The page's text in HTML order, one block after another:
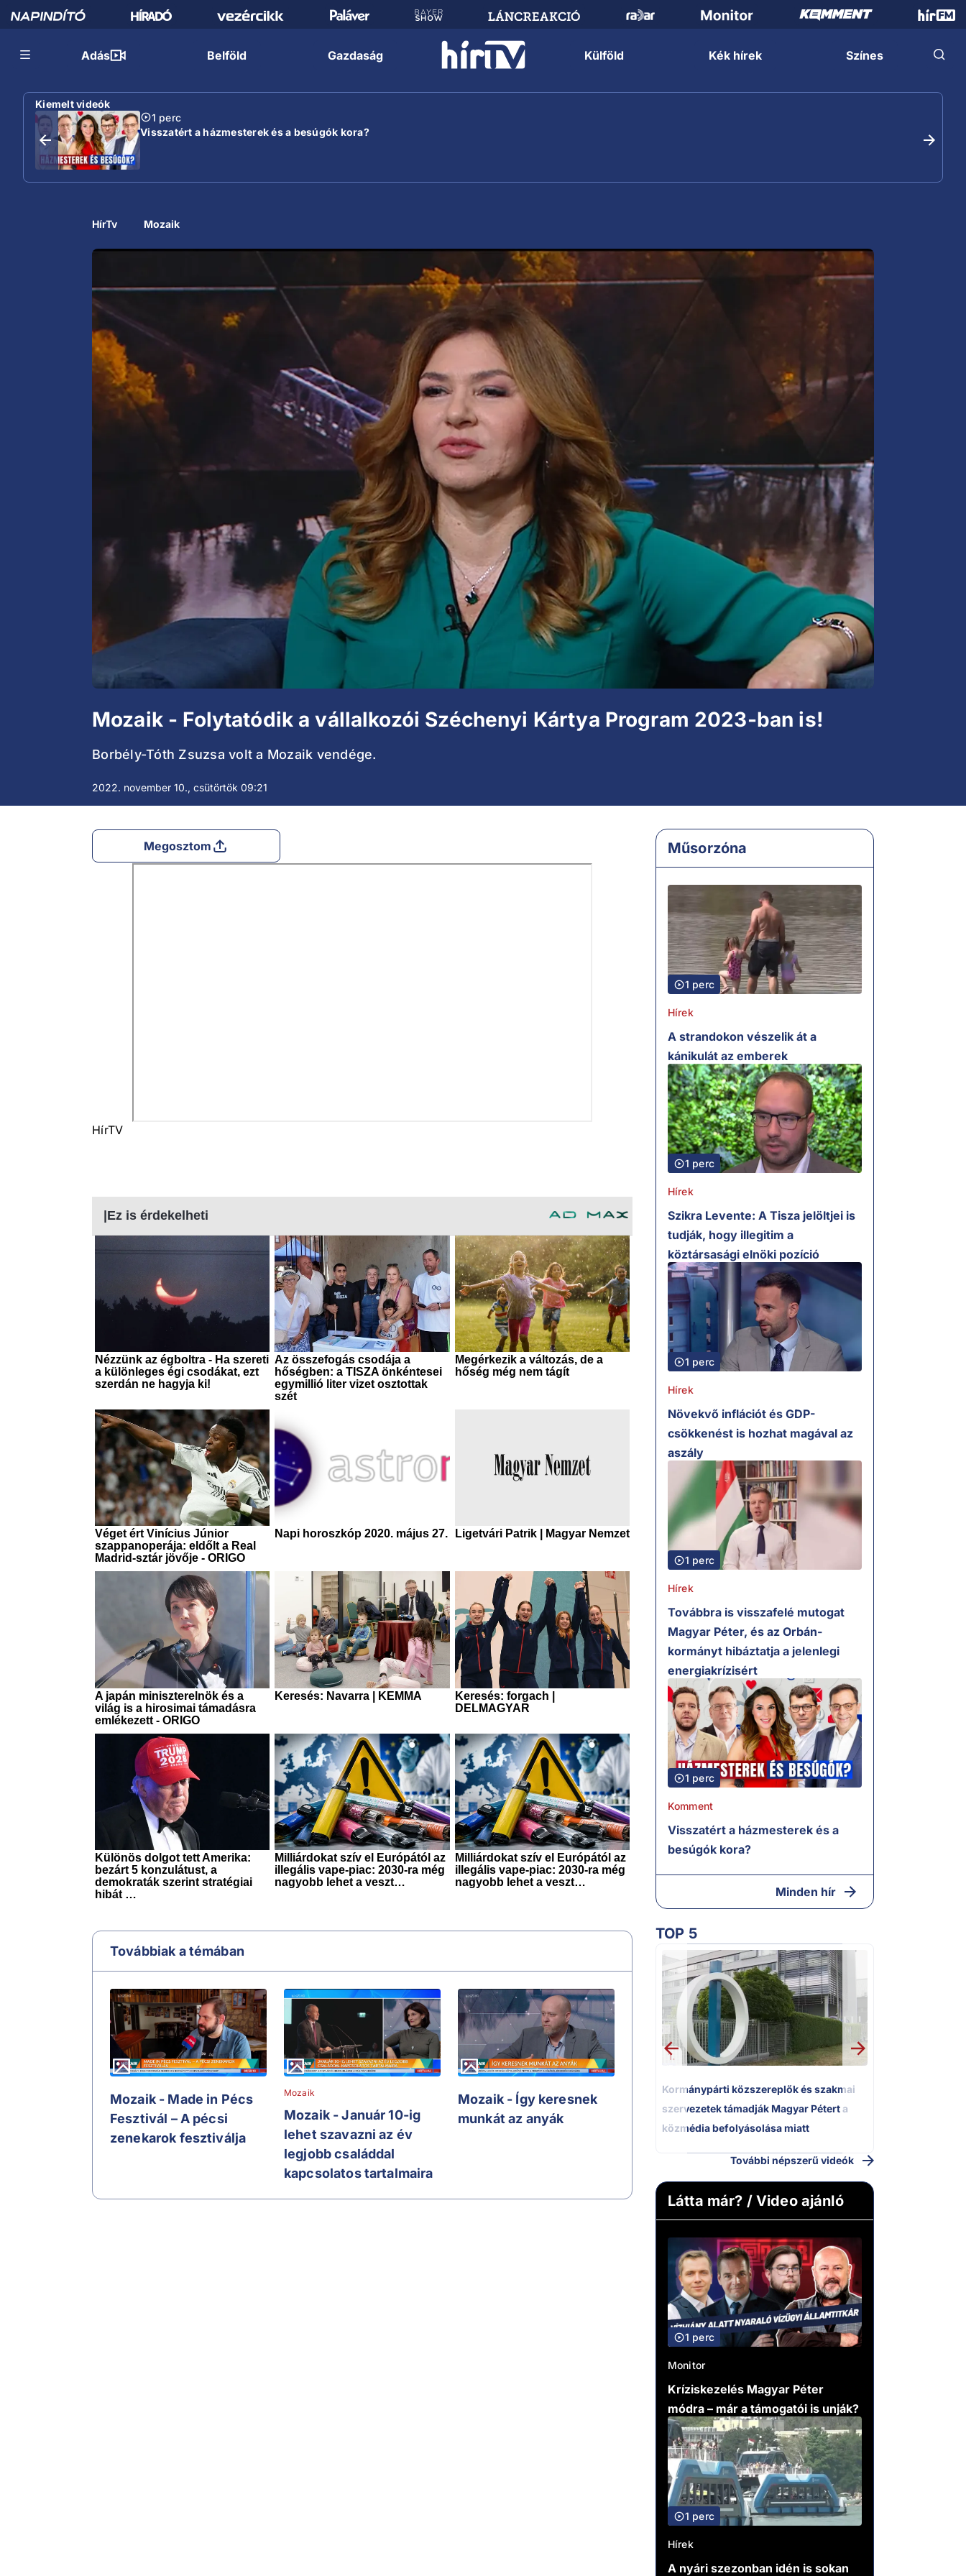
Adás Belföld Gazdaság Külföld Kék hírek Színes
Kiemelt videók
1 perc
Visszatért a házmesterek és a besúgók kora?
HírTv Mozaik
Mozaik - Folytatódik a vállalkozói Széchenyi Kártya Program 2023-ban is!
Borbély-Tóth Zsuzsa volt a Mozaik vendége.
2022. november 10., csütörtök 09:21
Megosztom
HírTV
Továbbiak a témában
Mozaik - Made in Pécs
Fesztivál – A pécsi
zenekarok fesztiválja
Mozaik
Mozaik - Január 10-ig
lehet szavazni az év
legjobb családdal
kapcsolatos tartalmaira
Mozaik - Így keresnek
munkát az anyák
Műsorzóna
1 perc
Hírek
A strandokon vészelik át a
kánikulát az emberek
1 perc
Hírek
Szikra Levente: A Tisza jelöltjei is
tudják, hogy illegitim a
köztársasági elnöki pozíció
1 perc
Hírek
Növekvő inflációt és GDP-
csökkenést is hozhat magával az
aszály
1 perc
Hírek
Továbbra is visszafelé mutogat
Magyar Péter, és az Orbán-
kormányt hibáztatja a jelenlegi
energiakrízisért
1 perc
Komment
Visszatért a házmesterek és a
besúgók kora?
Minden hír
TOP 5
1.
Kormánypárti közszereplők és szakmai
szervezetek támadják Magyar Pétert a
közmédia befolyásolása miatt
További népszerű videók
Látta már? / Video ajánló
1 perc
Monitor
Kríziskezelés Magyar Péter
módra – már a támogatói is unják?
1 perc
Hírek
A nyári szezonban idén is sokan